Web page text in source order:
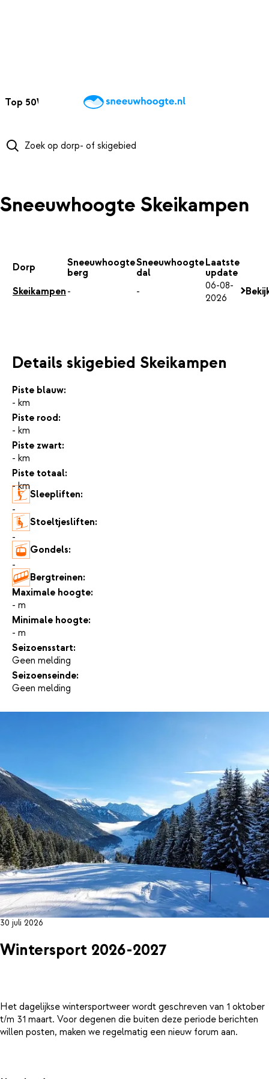
Top 50Webcams WintersportweerKaarten
Sneeuwhoogte Skeikampen
Dorp
Sneeuwhoogte
berg
Sneeuwhoogte
dal
Laatste
update
Skeikampen - -
06-08-
2026
Details skigebied Skeikampen
Piste blauw:
- km
Piste rood:
- km
Piste zwart:
- km
Piste totaal:
- km
Sleepliften:
-
Stoeltjesliften:
-
Gondels:
-
Bergtreinen:
-
Maximale hoogte:
- m
Minimale hoogte:
- m
Seizoensstart:
Geen melding
Seizoenseinde:
Geen melding
30 juli 2026
Wintersport 2026-2027
Het dagelijkse wintersportweer wordt geschreven van 1 oktober
t/m 31 maart. Voor degenen die buiten deze periode berichten
willen posten, maken we regelmatig een nieuw forum aan.